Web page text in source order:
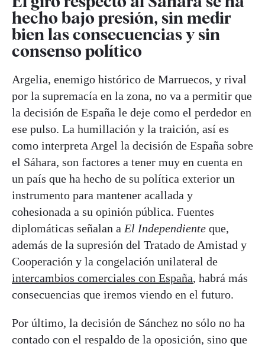
hecho bajo presión, sin medir
bien las consecuencias y sin
consenso político
Argelia, enemigo histórico de Marruecos, y rival
por la supremacía en la zona, no va a permitir que
la decisión de España le deje como el perdedor en
ese pulso. La humillación y la traición, así es
como interpreta Argel la decisión de España sobre
el Sáhara, son factores a tener muy en cuenta en
un país que ha hecho de su política exterior un
instrumento para mantener acallada y
cohesionada a su opinión pública. Fuentes
diplomáticas señalan a El Independiente que,
además de la supresión del Tratado de Amistad y
Cooperación y la congelación unilateral de
intercambios comerciales con España, habrá más
consecuencias que iremos viendo en el futuro.
Por último, la decisión de Sánchez no sólo no ha
contado con el respaldo de la oposición, sino que